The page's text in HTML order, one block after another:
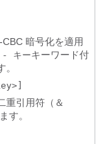
暗号化を適用
- キーキーワード付
重引用符（＆
す。